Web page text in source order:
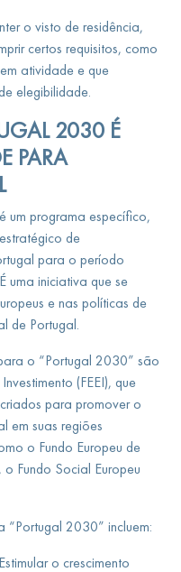
o visto de residência,
certos requisitos, como
atividade e que
elegibilidade.
2030 É
PARA
um programa específico,
de
para o período
uma iniciativa que se
e nas políticas de
de Portugal.
o “Portugal 2030” são
(FEEI), que
para promover o
em suas regiões
o Fundo Europeu de
o Fundo Social Europeu
“Portugal 2030” incluem:
o crescimento